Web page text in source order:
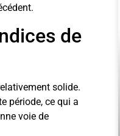
de
solide.
période, ce qui a
voie de